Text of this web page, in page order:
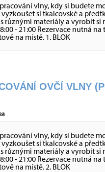
vlny, kdy si budete
si tkalcovské a
různými materiály a vyrobit si
- 21:00 Rezervace nutná na
na místě. 1. BLOK
OVČÍ VLNY
vlny, kdy si budete
si tkalcovské a
různými materiály a vyrobit si
- 21:00 Rezervace nutná na
na místě. 2. BLOK